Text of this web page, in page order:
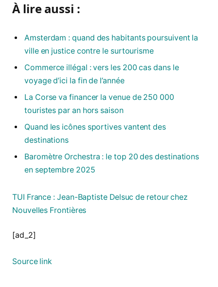
À lire aussi :
Amsterdam : quand des habitants poursuivent la
ville en justice contre le surtourisme
Commerce illégal : vers les 200 cas dans le
voyage d’ici la fin de l’année
La Corse va financer la venue de 250 000
touristes par an hors saison
Quand les icônes sportives vantent des
destinations
Baromètre Orchestra : le top 20 des destinations
en septembre 2025
TUI France : Jean-Baptiste Delsuc de retour chez
Nouvelles Frontières
[ad_2]
Source link